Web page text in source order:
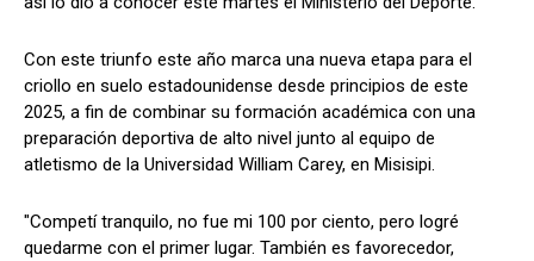
Con este triunfo este año marca una nueva etapa para el
criollo en suelo estadounidense desde principios de este
2025, a fin de combinar su formación académica con una
preparación deportiva de alto nivel junto al equipo de
atletismo de la Universidad William Carey, en Misisipi.
"Competí tranquilo, no fue mi 100 por ciento, pero logré
quedarme con el primer lugar. También es favorecedor,